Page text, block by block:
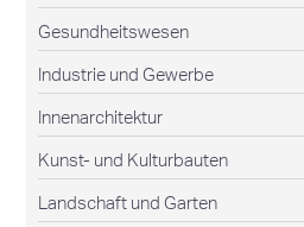
Gesundheitswesen
Industrie und Gewerbe
Innenarchitektur
Kunst- und Kulturbauten
Landschaft und Garten